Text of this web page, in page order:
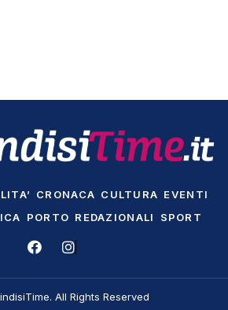
CRONACA CULTURA EVENTI
PORTO REDAZIONALI SPORT
All Rights Reserved